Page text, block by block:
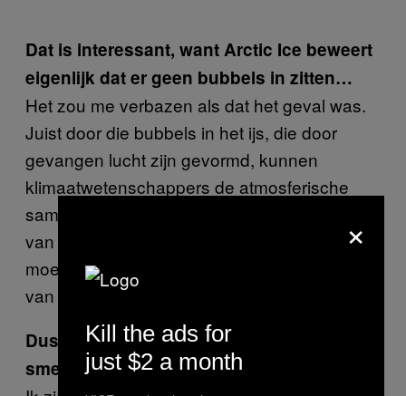
Dat is interessant, want Arctic Ice beweert
eigenlijk dat er geen bubbels in zitten…
Het zou me verbazen als dat het geval was.
Juist door die bubbels in het ijs, die door
gevangen lucht zijn gevormd, kunnen
klimaatwetenschappers de atmosferische
samenstelling van ijs bestuderen. Als dit ijs
van de ijslaag helemaal geen bubbels bevat,
moet het relatief speciaal zijn – het meeste ijs
van de ijslaag bevat wel bubbels.
Dus het klopt niet dat gletsjerijs langzamer
smelt, zoals Arctic Ice beweert?!
×
Kill the ads for
just $2 a month